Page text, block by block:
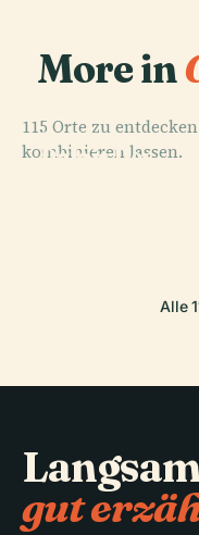
More in
115 Orte zu
kombinieren lassen.
PLACE
Palais Des
PLACE
Alle
gut